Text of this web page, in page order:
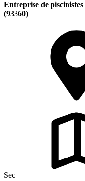
Entreprise de
(93360)
Sec